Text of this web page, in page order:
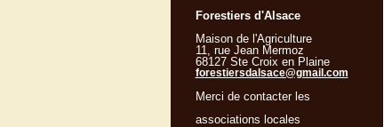
Forestiers d'Alsace
Maison de l'Agriculture
11, rue Jean Mermoz
68127 Ste Croix en Plaine
forestiersdalsace@gmail.com
Merci de contacter les
associations locales